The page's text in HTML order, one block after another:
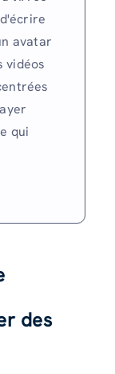
avatar
vidéos
qui
des